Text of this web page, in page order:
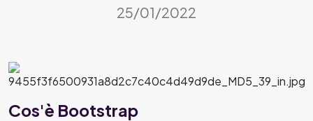
25/01/2022
Cos'è Bootstrap